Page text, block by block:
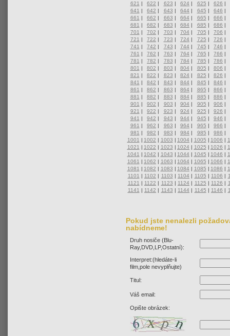
621 | 622 | 623 | 624 | 625 | 626 |
641 | 642 | 643 | 644 | 645 | 646 |
661 | 662 | 663 | 664 | 665 | 666 |
681 | 682 | 683 | 684 | 685 | 686 |
701 | 702 | 703 | 704 | 705 | 706 |
721 | 722 | 723 | 724 | 725 | 726 |
741 | 742 | 743 | 744 | 745 | 746 |
761 | 762 | 763 | 764 | 765 | 766 |
781 | 782 | 783 | 784 | 785 | 786 |
801 | 802 | 803 | 804 | 805 | 806 |
821 | 822 | 823 | 824 | 825 | 826 |
841 | 842 | 843 | 844 | 845 | 846 |
861 | 862 | 863 | 864 | 865 | 866 |
881 | 882 | 883 | 884 | 885 | 886 |
901 | 902 | 903 | 904 | 905 | 906 |
921 | 922 | 923 | 924 | 925 | 926 |
941 | 942 | 943 | 944 | 945 | 946 |
961 | 962 | 963 | 964 | 965 | 966 |
981 | 982 | 983 | 984 | 985 | 986 |
1001 | 1002 | 1003 | 1004 | 1005 | 1006 |
1021 | 1022 | 1023 | 1024 | 1025 | 1026 |
1041 | 1042 | 1043 | 1044 | 1045 | 1046 |
1061 | 1062 | 1063 | 1064 | 1065 | 1066 |
1081 | 1082 | 1083 | 1084 | 1085 | 1086 |
1101 | 1102 | 1103 | 1104 | 1105 | 1106 |
1121 | 1122 | 1123 | 1124 | 1125 | 1126 |
1141 | 1142 | 1143 | 1144 | 1145 | 1146 |
Pokud jste nenalezli
nabídneme!
Druh nosiče (Blu-
Ray,DVD,LP,Ostatní):
Interpret:(hledáte-li
film,pole nevyplňujte)
Titul:
Váš email:
Opište obrázek: